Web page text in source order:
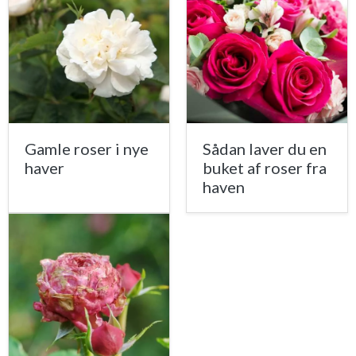
Gamle roser i nye
haver
Sådan laver du en
buket af roser fra
haven